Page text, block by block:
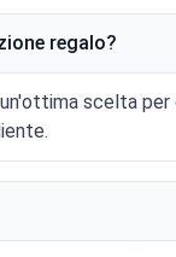
regalo?
scelta